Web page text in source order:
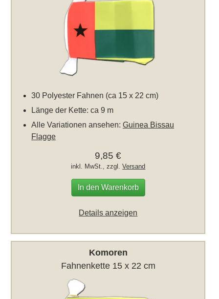
30 Polyester Fahnen (ca 15 x 22 cm)
Länge der Kette: ca 9 m
Alle Variationen ansehen:Guinea Bissau
Flagge
9,85 €
inkl. MwSt., zzgl.Versand
In den Warenkorb
Details anzeigen
Komoren
Fahnenkette 15 x 22 cm